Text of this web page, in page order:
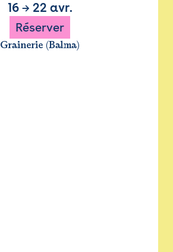
16→ 22 avr.
Réserver
Grainerie (Balma)